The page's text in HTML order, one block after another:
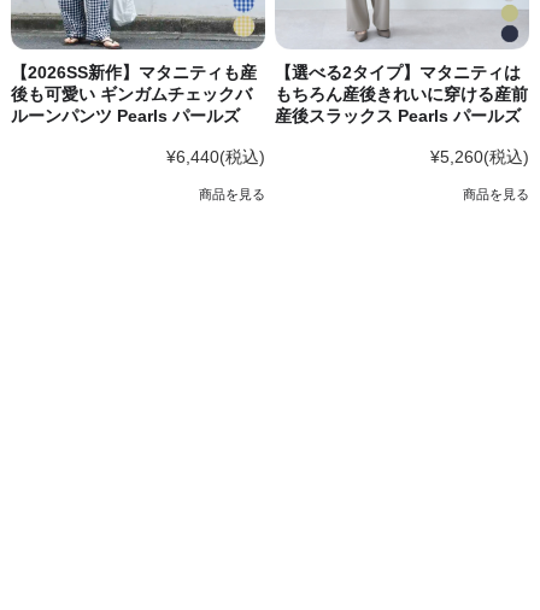
【2026SS新作】マタニティも産
後も可愛い ギンガムチェックバ
ルーンパンツ Pearls パールズ
¥6,440(税込)
商品を見る
【選べる2タイプ】マタニティは
もちろん産後きれいに穿ける産前
産後スラックス Pearls パールズ
¥5,260(税込)
商品を見る